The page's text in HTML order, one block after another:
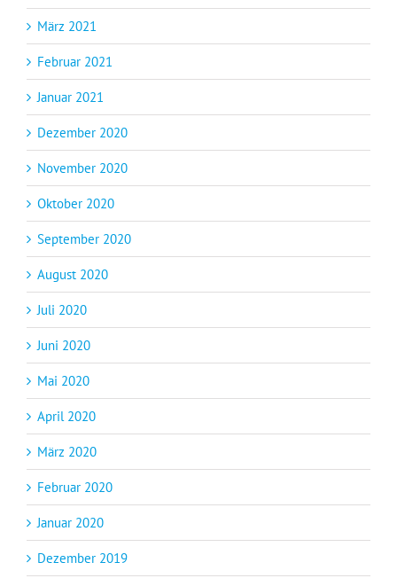
März 2021
Februar 2021
Januar 2021
Dezember 2020
November 2020
Oktober 2020
September 2020
August 2020
Juli 2020
Juni 2020
Mai 2020
April 2020
März 2020
Februar 2020
Januar 2020
Dezember 2019